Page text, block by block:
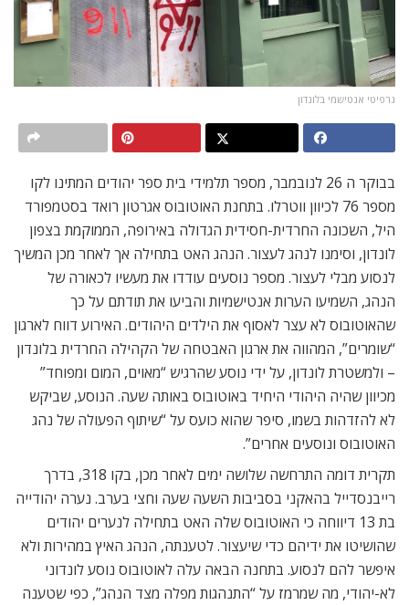
גרפיטי אנטישמי בלונדון
בבוקר ה 26 לנובמבר, מספר תלמידי בית ספר יהודים המתינו לקו
מספר 76 לכיוון ווטרלו. בתחנת האוטובוס אגרטון רואד בסטמפורד
היל, השכונה החרדית-חסידית הגדולה באירופה, הממוקמת בצפון
לונדון, וסימנו לנהג לעצור. הנהג האט בתחילה אך לאחר מכן המשיך
לנסוע מבלי לעצור. מספר נוסעים עודדו את מעשיו לכאורה של
הנהג, השמיעו הערות אנטישמיות והביעו את תודתם על כך
שהאוטובוס לא עצר לאסוף את הילדים היהודים. האירוע דווח לארגון
“שומרים”, המהווה את ארגון האבטחה של הקהילה החרדית בלונדון
– ולמשטרת לונדון, על ידי נוסע שהרגיש “מאוים, המום ומפוחד”
מכיוון שהיה היהודי היחיד באוטובוס באותה שעה. הנוסע, שביקש
לא להזדהות בשמו, סיפר שהוא כועס על “שיתוף הפעולה של נהג
האוטובוס ונוסעים אחרים”.
תקרית דומה התרחשה שלושה ימים לאחר מכן, בקו 318, בדרך
רייבנסדייל בהאקני בסביבות השעה שעה וחצי בערב. נערה יהודייה
בת 13 דיווחה כי האוטובוס שלה האט בתחילה לנערים יהודים
שהושיטו את ידיהם כדי שיעצור. לטענתה, הנהג האיץ במהירות ולא
איפשר להם לנסוע. בתחנה הבאה עלה לאוטובוס נוסע לונדוני
לא-יהודי, מה שמרמז על “התנהגות מפלה מצד הנהג”, כפי שטענה